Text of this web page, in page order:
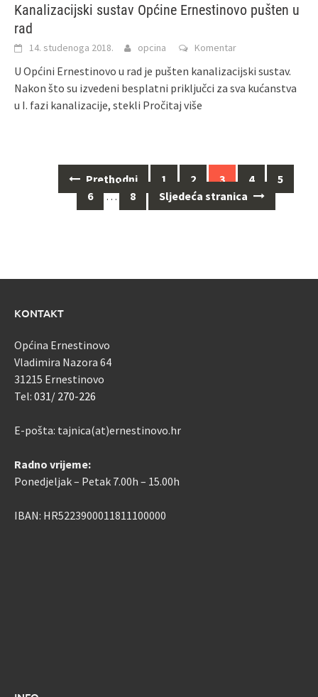
Kanalizacijski sustav Općine Ernestinovo pušten u
rad
14. studenoga 2018. opcina Komentar
U Općini Ernestinovo u rad je pušten kanalizacijski sustav.
Nakon što su izvedeni besplatni priključci za sva kućanstva
u I. fazi kanalizacije, stekli Pročitaj više
Navigacija
Prethodni 1 2 3 4
5
6
… 8 Sljedeća stranica
KONTAKT
Općina Ernestinovo
Vladimira Nazora 64
31215 Ernestinovo
Tel: 031/ 270-226
E-pošta: tajnica(at)ernestinovo.hr
Radno vrijeme:
Ponedjeljak – Petak 7.00h – 15.00h
IBAN: HR5223900011811100000